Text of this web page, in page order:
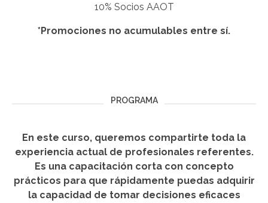
10% Socios AAOT
*Promociones no acumulables entre sí.
PROGRAMA
En este curso, queremos compartirte toda la
experiencia actual de profesionales referentes.
Es una capacitación corta con concepto
prácticos para que rápidamente puedas adquirir
la capacidad de tomar decisiones eficaces